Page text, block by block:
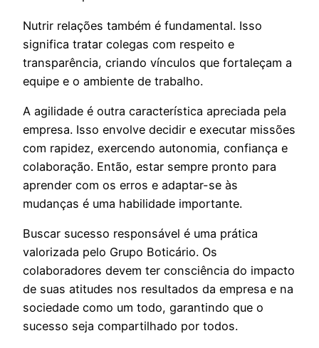
Nutrir relações também é fundamental. Isso
significa tratar colegas com respeito e
transparência, criando vínculos que fortaleçam a
equipe e o ambiente de trabalho.
A agilidade é outra característica apreciada pela
empresa. Isso envolve decidir e executar missões
com rapidez, exercendo autonomia, confiança e
colaboração. Então, estar sempre pronto para
aprender com os erros e adaptar-se às
mudanças é uma habilidade importante.
Buscar sucesso responsável é uma prática
valorizada pelo Grupo Boticário. Os
colaboradores devem ter consciência do impacto
de suas atitudes nos resultados da empresa e na
sociedade como um todo, garantindo que o
sucesso seja compartilhado por todos.